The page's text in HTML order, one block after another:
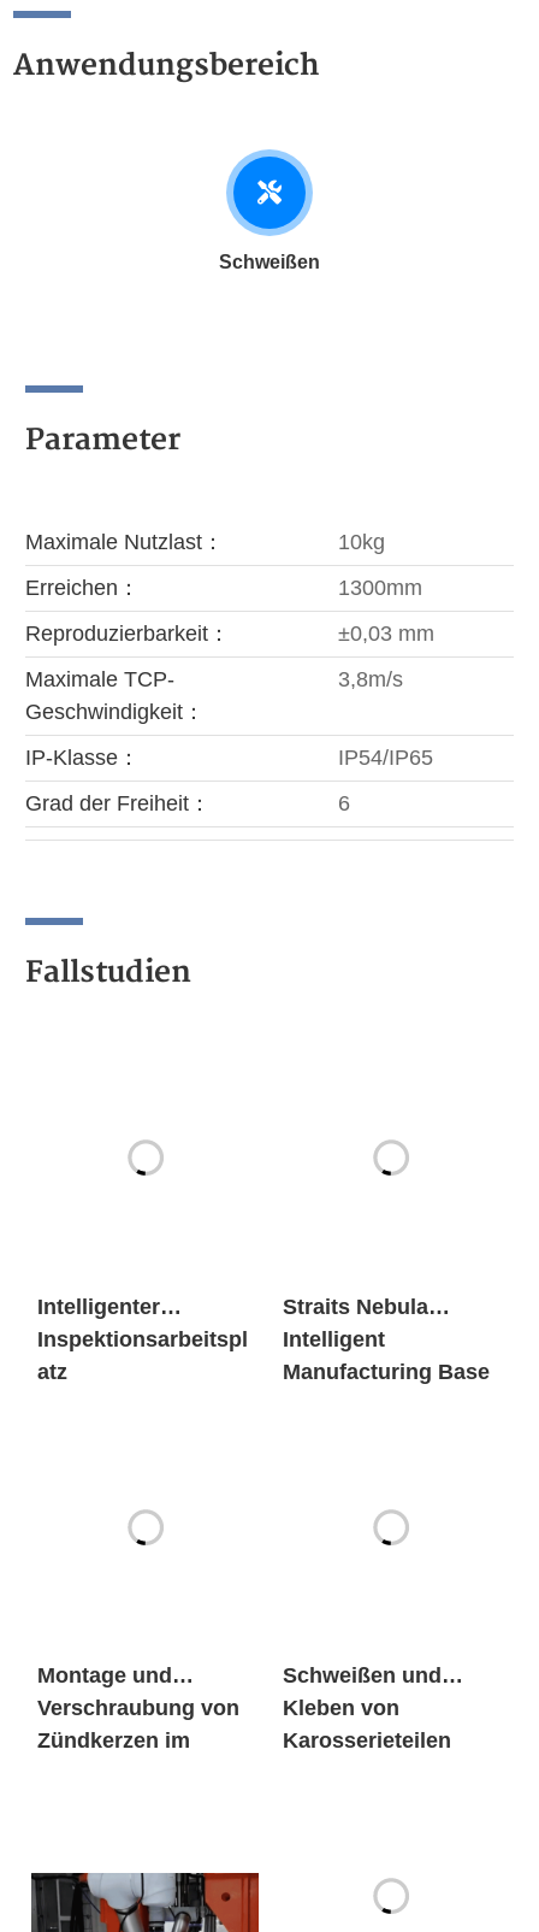
Anwendungsbereich
Schweißen
Parameter
Maximale Nutzlast：
10kg
Erreichen：
1300mm
Reproduzierbarkeit：
±0,03 mm
Maximale TCP-
Geschwindigkeit：
3,8m/s
IP-Klasse：
IP54/IP65
Grad der Freiheit：
6
Fallstudien
Intelligenter
Inspektionsarbeitspl
atz
Straits Nebula
Intelligent
Manufacturing Base
Montage und
Verschraubung von
Zündkerzen im
Schweißen und
Kleben von
Karosserieteilen